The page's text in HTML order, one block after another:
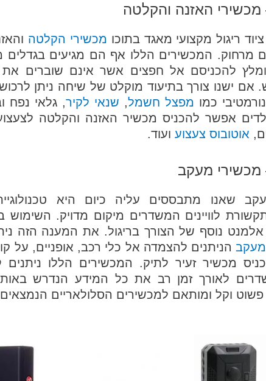
מכשירי האזנה והקלטה
ריגול מקצועי מאגד בתוכו מכשירי הקלטה
מרחוק. המכשירים הללו אף הם מגיעים בגדלים
להכניסם אל חפצים אשר אינם שוברים
אם ישנו צורך בתיעוד מוקלט של שיחה ניתן
כמו מפצל חשמל, שנאי לקיר, גלאי נפח
אפשר להכניס מכשיר האזנה והקלטה
אוטובוס צעצוע ועוד.
מכשירי מעקב
לוויינים המשדרים מיקום מדויק. השימוש
נוסף של הצורך בריגול. את המענה הזה
מעקבהניתנים להצמדה אל כלי רכב, אופניים, על
מכשיר זעיר לתיק. המכשירים הללו ניתנים
לאורך זמן רב את כל המידע הנדרש
וקל ומותאם למכשירים הסלולאריים